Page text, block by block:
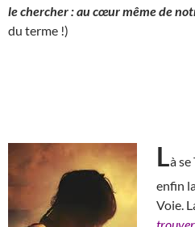
le chercher : au cœur même de
du terme !)
Là se
enfin
Voie.